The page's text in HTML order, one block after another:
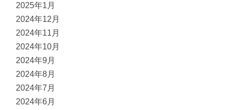
2025年1月
2024年12月
2024年11月
2024年10月
2024年9月
2024年8月
2024年7月
2024年6月